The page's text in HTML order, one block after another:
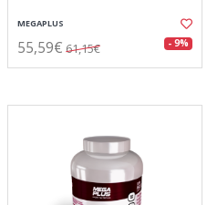
MEGAPLUS
55,59€ 61,15€ - 9%